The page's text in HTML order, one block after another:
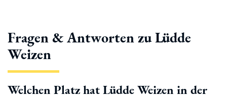
Fragen & Antworten zu Lüdde
Weizen
Welchen Platz hat Lüdde Weizen in der